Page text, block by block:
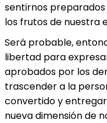
sentirnos
los frutos de nuestra
Será probable,
libertad para
aprobados por los
trascender a la
convertido y
nueva dimensión de